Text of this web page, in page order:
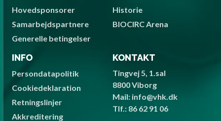
Hovedsponsorer
Samarbejdspartnere
Generelle betingelser
Historie
BIOCIRC Arena
INFO
Persondatapolitik
Cookiedeklaration
Retningslinjer
Akkreditering
KONTAKT
Tingvej 5, 1.sal
8800 Viborg
Mail: info@vhk.dk
Tlf.: 86 62 91 06